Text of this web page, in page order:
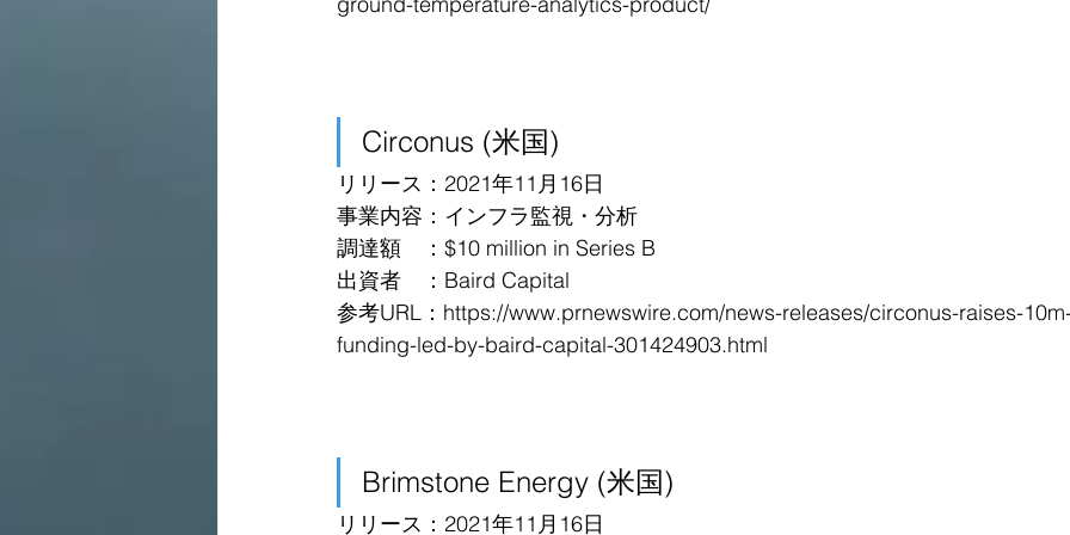
Circonus (米国)
リリース：2021年11月16日
事業内容：インフラ監視・分析
調達額　：$10 million in Series B
出資者　：Baird Capital
参考URL： https://www.prnewswire.com/news-releases/circonus-raises-
funding-led-by-baird-capital-301424903.html
Brimstone Energy (米国)
リリース：2021年11月16日